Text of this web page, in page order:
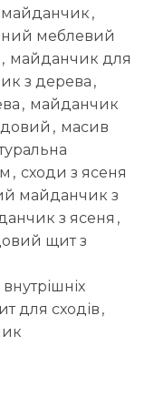
,
меблевий
, майданчик для
з дерева ,
, майданчик
, масив
, сходи з ясеня
майданчик з
з ясеня ,
щит з
для сходів ,